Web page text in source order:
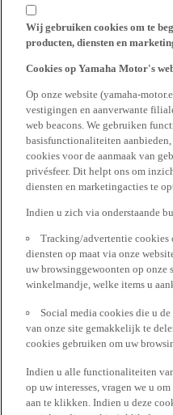
Wij gebruiken cookies om te
producten, diensten en
Cookies op Yamaha Motor's
Op onze website (yamaha-
vestigingen en aanverwante
web beacons. We gebruiken
basisfunctionaliteiten
cookies voor de aanmaak van
privésfeer. Dit helpt ons om
diensten en marketingacties te
Indien u zich via onderstaande
Tracking/advertentie cookies
diensten op maat via onze
uw browsinggewoonten op onze
winkelmandje, welke items u
Social media cookies die u
van onze site gemakkelijk te
cookies gebruiken om uw
Indien u alle functionaliteiten
op uw interesses, vragen we u
aan te klikken. Indien u deze